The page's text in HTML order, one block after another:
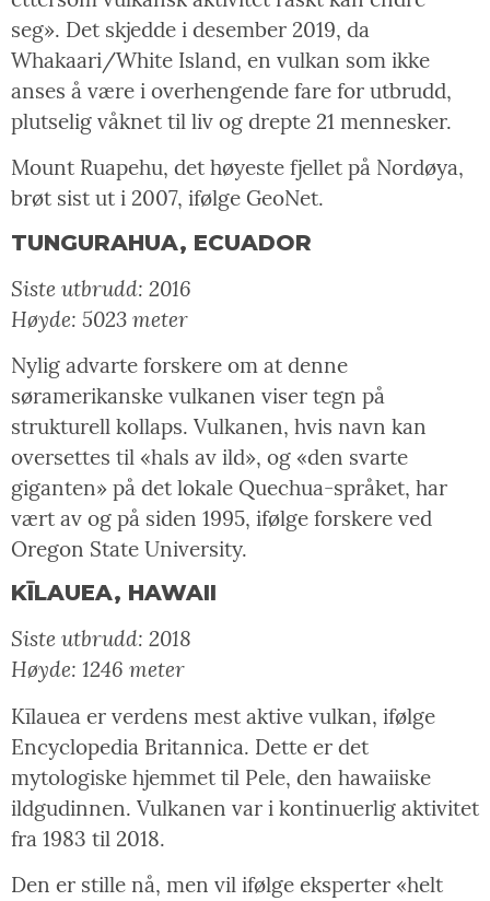
seg». Det skjedde i desember 2019, da
Whakaari/White Island, en vulkan som ikke
anses å være i overhengende fare for utbrudd,
plutselig våknet til liv og drepte 21 mennesker.
Mount Ruapehu, det høyeste fjellet på Nordøya,
brøt sist ut i 2007, ifølge GeoNet.
TUNGURAHUA, ECUADOR
Siste utbrudd: 2016
Høyde: 5023 meter
Nylig advarte forskere om at denne
søramerikanske vulkanen viser tegn på
strukturell kollaps. Vulkanen, hvis navn kan
oversettes til «hals av ild», og «den svarte
giganten» på det lokale Quechua-språket, har
vært av og på siden 1995, ifølge forskere ved
Oregon State University.
KĪLAUEA, HAWAII
Siste utbrudd: 2018
Høyde: 1246 meter
Kīlauea er verdens mest aktive vulkan, ifølge
Encyclopedia Britannica. Dette er det
mytologiske hjemmet til Pele, den hawaiiske
ildgudinnen. Vulkanen var i kontinuerlig aktivitet
fra 1983 til 2018.
Den er stille nå, men vil ifølge eksperter «helt